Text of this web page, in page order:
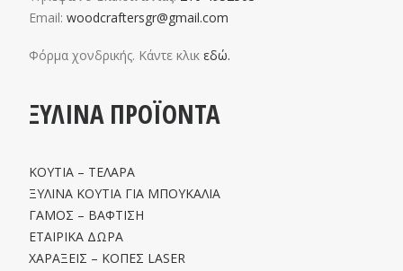
Email: woodcraftersgr@gmail.com
Φόρμα χονδρικής. Κάντε κλικ εδώ.
ΞΥΛΙΝΑ ΠΡΟΪΟΝΤΑ
ΚΟΥΤΙΑ – ΤΕΛΑΡΑ
ΞΥΛΙΝΑ ΚΟΥΤΙΑ ΓΙΑ ΜΠΟΥΚΑΛΙΑ
ΓΑΜΟΣ – ΒΑΦΤΙΣΗ
ΕΤΑΙΡΙΚΑ ΔΩΡΑ
ΧΑΡΑΞΕΙΣ – ΚΟΠΕΣ LASER